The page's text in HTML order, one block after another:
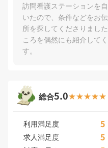
訪問看護ステーションを
いたので、条件などをお
所を探してくださりまし
ころを偶然にも紹介して
す。
総合5.0
利用満足度 5
求人満足度 5